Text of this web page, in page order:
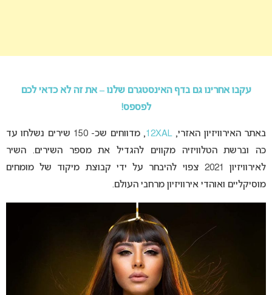
עקבו אחרינו גם בדף האינסטגרם שלנו – את זה לא כדאי לכם
לפספס!
באתר האירוויזיון האזרי, 12XAL
, מדווחים שכ- 150 שירים נשלחו עד
כה וברשת הטלוויזיה מקווים להגדיל את מספר השירים. השיר
לאירוויזיון 2021 צפוי להיבחר על ידי קבוצת מיקוד של מומחים
מוסיקליים ואוהדי אירוויזיון מרחבי העולם.